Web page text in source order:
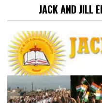
JACK AND JILL